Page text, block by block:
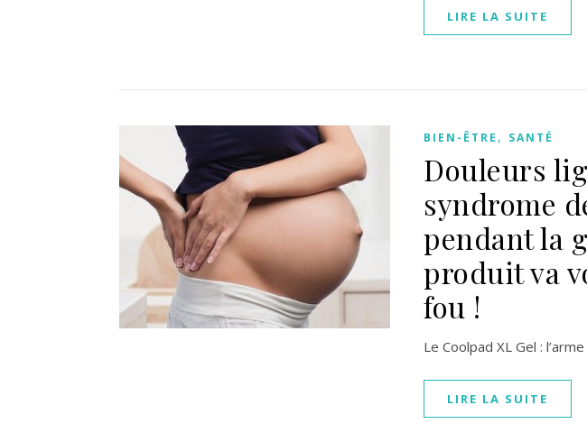
LIRE LA SUITE
BIEN-ÊTRE , SANTÉ
Douleurs
syndrome
pendant la
produit va
fou !
Le Coolpad XL Gel :
LIRE LA SUITE